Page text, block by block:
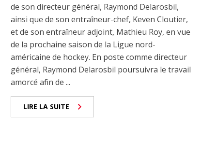
de son directeur général, Raymond Delarosbil,
ainsi que de son entraîneur-chef, Keven Cloutier,
et de son entraîneur adjoint, Mathieu Roy, en vue
de la prochaine saison de la Ligue nord-
américaine de hockey. En poste comme directeur
général, Raymond Delarosbil poursuivra le travail
amorcé afin de ...
LIRE LA SUITE